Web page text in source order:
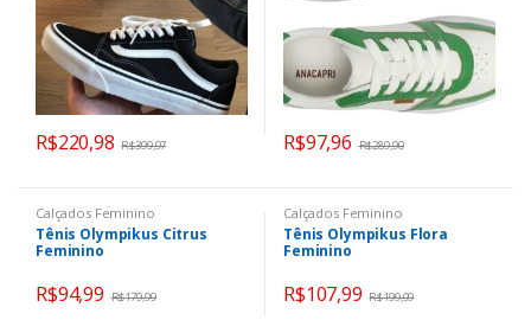
R$220,98 R$399,97 R$97,96 R$289,90
Calçados Feminino
Tênis Olympikus Citrus
Feminino
R$94,99 R$179,99
Calçados Feminino
Tênis Olympikus Flora
Feminino
R$107,99 R$199,99